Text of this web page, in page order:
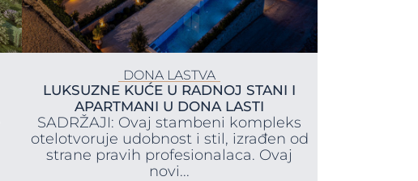
DONA LASTVA
LUKSUZNE KUĆE U RADNOJ STANI I
APARTMANI U DONA LASTI
SADRŽAJI: Ovaj stambeni kompleks
otelotvoruje udobnost i stil, izrađen od
strane pravih profesionalaca. Ovaj
novi...